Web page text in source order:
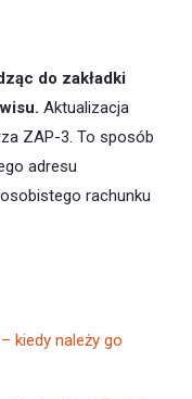
do zakładki
Aktualizacja
ZAP-3. To sposób
adresu
rachunku
kiedy należy go